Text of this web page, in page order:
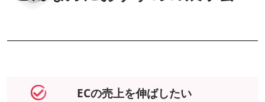
ECの売上を伸ばしたい